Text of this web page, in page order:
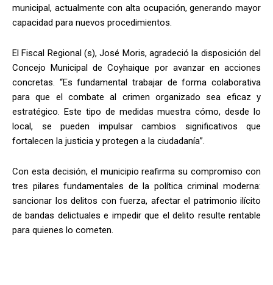
municipal, actualmente con alta ocupación, generando mayor
capacidad para nuevos procedimientos.
El Fiscal Regional (s), José Moris, agradeció la disposición del
Concejo Municipal de Coyhaique por avanzar en acciones
concretas. “Es fundamental trabajar de forma colaborativa
para que el combate al crimen organizado sea eficaz y
estratégico. Este tipo de medidas muestra cómo, desde lo
local, se pueden impulsar cambios significativos que
fortalecen la justicia y protegen a la ciudadanía”.
Con esta decisión, el municipio reafirma su compromiso con
tres pilares fundamentales de la política criminal moderna:
sancionar los delitos con fuerza, afectar el patrimonio ilícito
de bandas delictuales e impedir que el delito resulte rentable
para quienes lo cometen.